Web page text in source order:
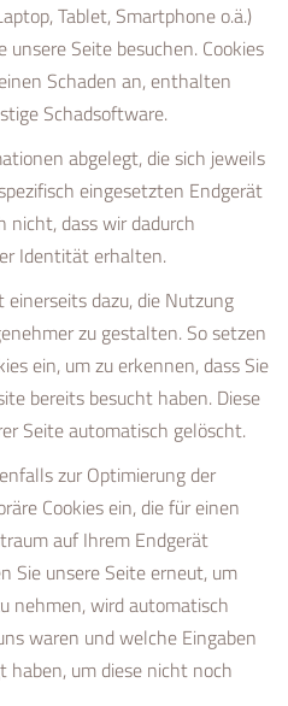
Tablet, Smartphone o.ä.)
Seite besuchen. Cookies
Schaden an, enthalten
Schadsoftware.
abgelegt, die sich jeweils
eingesetzten Endgerät
nicht, dass wir dadurch
Identität erhalten.
dazu, die Nutzung
zu gestalten. So setzen
ein, um zu erkennen, dass Sie
bereits besucht haben. Diese
Seite automatisch gelöscht.
zur Optimierung der
Cookies ein, die für einen
auf Ihrem Endgerät
Sie unsere Seite erneut, um
nehmen, wird automatisch
waren und welche Eingaben
um diese nicht noch